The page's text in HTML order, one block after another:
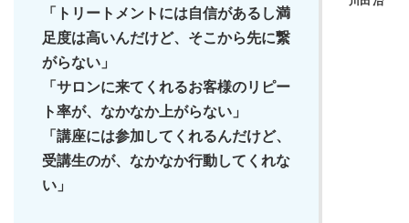
「トリートメントには自信があるし満
足度は高いんだけど、そこから先に繋
がらない」
「サロンに来てくれるお客様のリピー
ト率が、なかなか上がらない」
「講座には参加してくれるんだけど、
受講生のが、なかなか行動してくれな
い」